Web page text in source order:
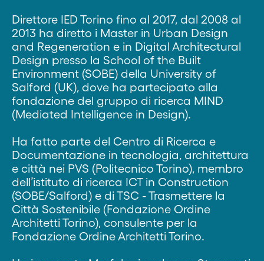
Direttore IED Torino fino al 2017, dal 2008 al
2013 ha diretto i Master in Urban Design
and Regeneration e in Digital Architectural
Design presso la School of the Built
Environment (SOBE) della University of
Salford (UK), dove ha partecipato alla
fondazione del gruppo di ricerca MIND
(Mediated Intelligence in Design).
Ha fatto parte del Centro di Ricerca e
Documentazione in tecnologia, architettura
e città nei PVS (Politecnico Torino), membro
dell’istituto di ricerca ICT in Construction
(SOBE/Salford) e di TSC - Trasmettere la
Città Sostenibile (Fondazione Ordine
Architetti Torino), consulente per la
Fondazione Ordine Architetti Torino.